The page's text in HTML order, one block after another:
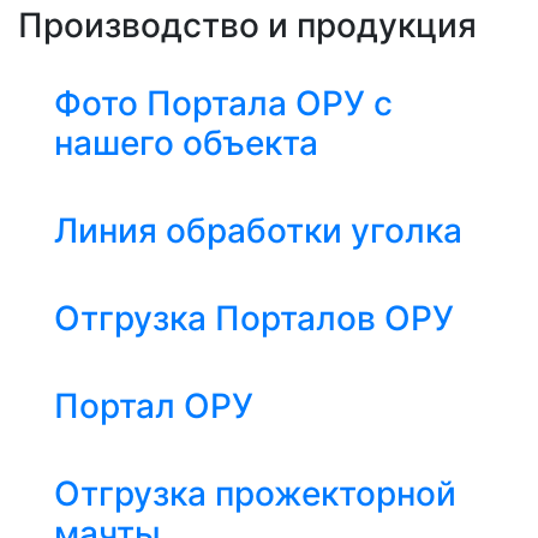
Производство и продукция
Фото Портала ОРУ с
нашего объекта
Линия обработки уголка
Отгрузка Порталов ОРУ
Портал ОРУ
Отгрузка прожекторной